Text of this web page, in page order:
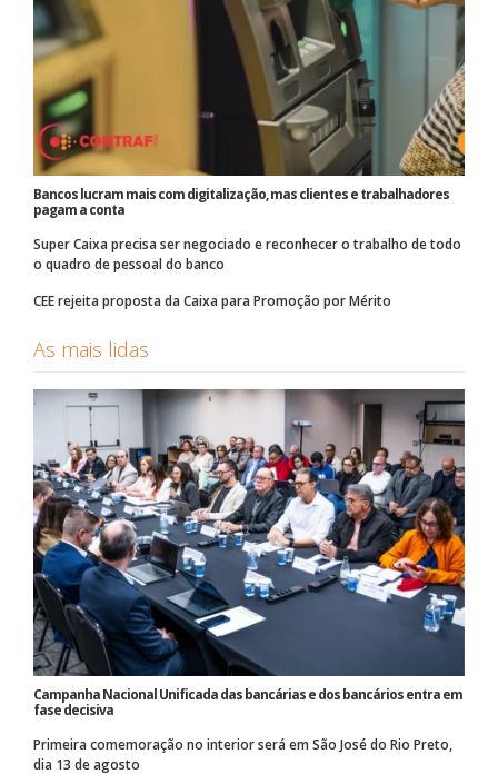
Bancos lucram mais com digitalização, mas clientes e trabalhadores
pagam a conta
Super Caixa precisa ser negociado e reconhecer o trabalho de todo
o quadro de pessoal do banco
CEE rejeita proposta da Caixa para Promoção por Mérito
As mais lidas
Campanha Nacional Unificada das bancárias e dos bancários entra em
fase decisiva
Primeira comemoração no interior será em São José do Rio Preto,
dia 13 de agosto